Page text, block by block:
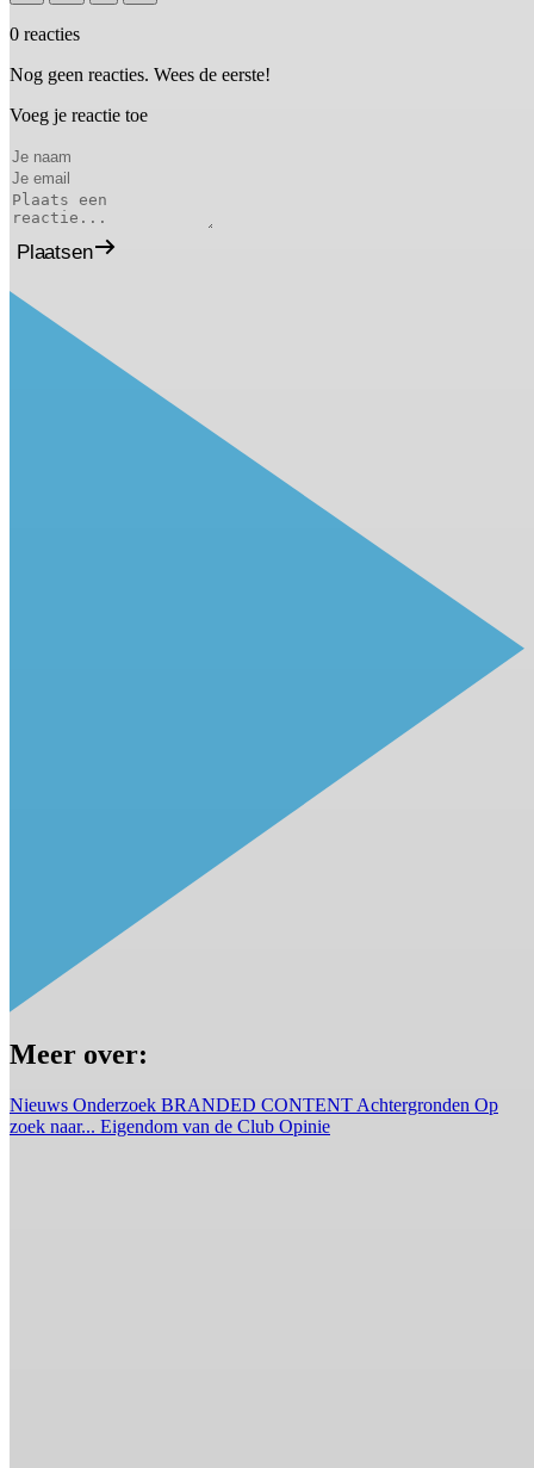
0 reacties
Nog geen reacties. Wees de eerste!
Voeg je reactie toe
Plaatsen
Meer over:
Nieuws Onderzoek BRANDED CONTENT Achtergronden Op
zoek naar... Eigendom van de Club Opinie